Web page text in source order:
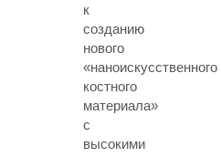
к
созданию
нового
«наноискусственного
костного
материала»
с
высокими